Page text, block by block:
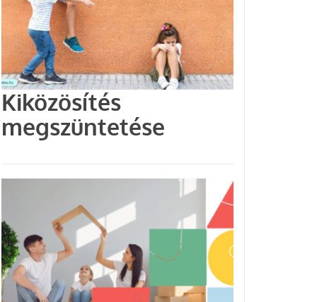
Kiközösítés
megszüntetése